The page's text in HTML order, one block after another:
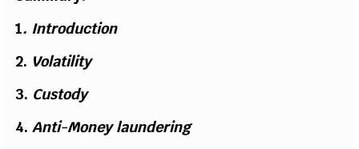
1. Introduction
2. Volatility
3. Custody
4.Anti-Money laundering